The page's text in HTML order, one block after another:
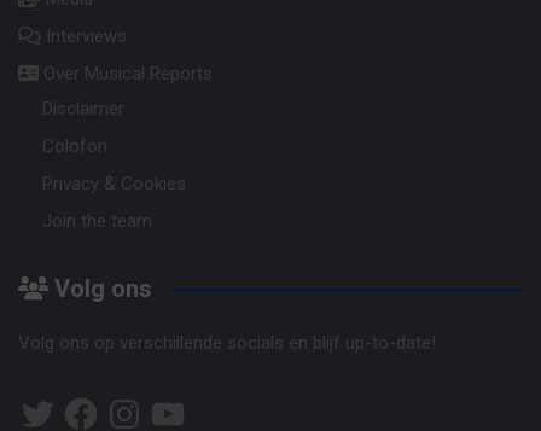
Interviews
Over Musical Reports
Disclaimer
Colofon
Privacy & Cookies
Join the team
Volg ons
Volg ons op verschillende socials en blijf up-to-date!
TwitterFacebookInstagram
YouTube